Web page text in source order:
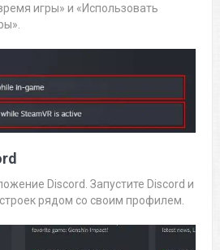
игры» и «Использовать
Discord. Запустите Discord и
рядом со своим профилем.